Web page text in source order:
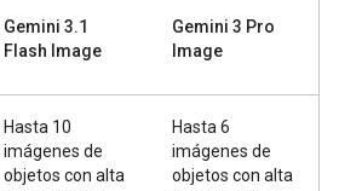
Gemini 3.1
Flash Image
Gemini 3 Pro
Image
Hasta 10
imágenes de
objetos con alta
Hasta 6
imágenes de
objetos con alta